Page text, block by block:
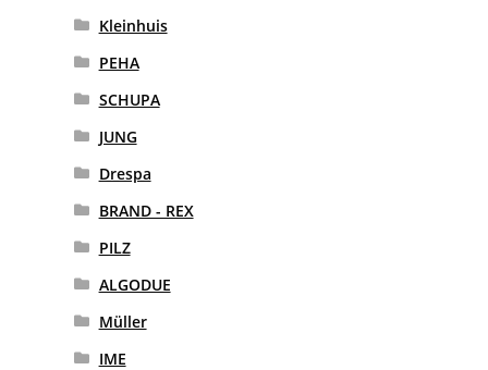
Kleinhuis
PEHA
SCHUPA
JUNG
Drespa
BRAND - REX
PILZ
ALGODUE
Müller
IME